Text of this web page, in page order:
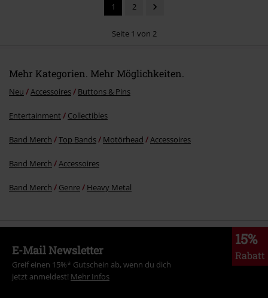
Kommentar jetzt abschicken!
1 2
Seite 1 von 2
Mehr Kategorien. Mehr Möglichkeiten.
Neu Accessoires Buttons & Pins
Entertainment Collectibles
Band Merch Top Bands Motörhead Accessoires
Band Merch Accessoires
Band Merch Genre Heavy Metal
15%
Rabatt
E-Mail Newsletter
Greif einen 15%* Gutschein ab, wenn du dich
jetzt anmeldest! Mehr Infos